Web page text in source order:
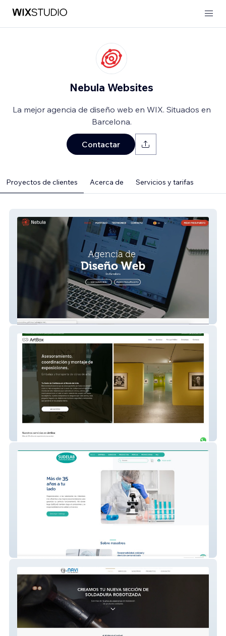
Nebula Websites
La mejor agencia de diseño web en WIX. Situados en
Barcelona.
Contactar
Proyectos de clientes Acerca de Servicios y tarifas
Nebula Websites
Diseño web informativa
Diseño web con tienda online